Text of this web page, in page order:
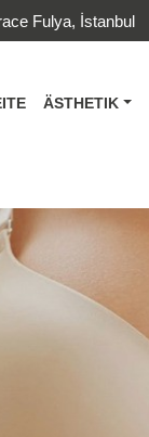
Fulya, İstanbul
ÄSTHETIK